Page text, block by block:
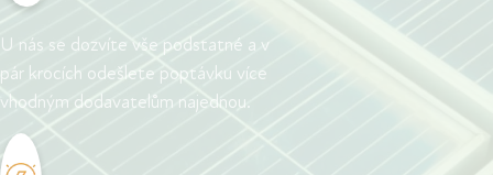
U nás se dozvíte vše podstatné a v
pár krocích odešlete poptávku více
vhodným dodavatelům najednou.